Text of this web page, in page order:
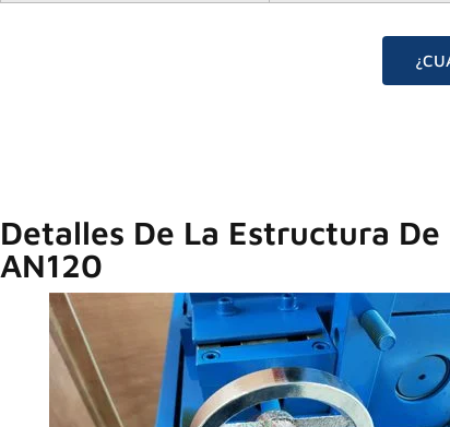
Detalles De La Estructura
AN120